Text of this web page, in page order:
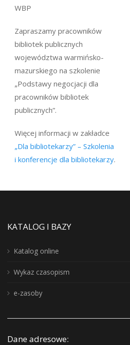
Zapraszamy pracowników
bibliotek publicznych
województwa warmińsko-
mazurskiego na szkolenie
„Podstawy negocjacji dla
pracowników bibliotek
publicznych”.
Więcej informacji w zakładce
„Dla bibliotekarzy” – Szkolenia
i konferencje dla bibliotekarzy.
WBP
KATALOG I BAZY
Katalog online
Wykaz czasopism
e-zasoby
Dane adresowe: